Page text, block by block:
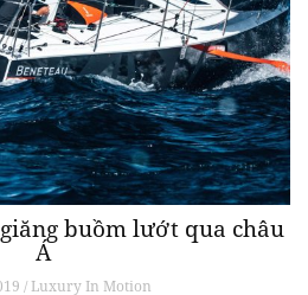
buồm lướt qua châu
Á
/ Luxury In Motion